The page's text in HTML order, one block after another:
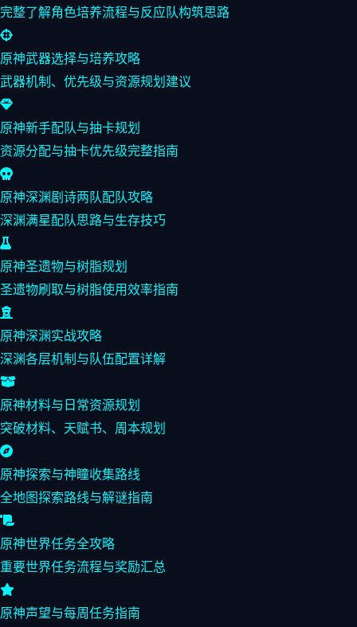
完整了解角色培养流程与反应队构筑思路
原神武器选择与培养攻略
武器机制、优先级与资源规划建议
原神新手配队与抽卡规划
资源分配与抽卡优先级完整指南
原神深渊剧诗两队配队攻略
深渊满星配队思路与生存技巧
原神圣遗物与树脂规划
圣遗物刷取与树脂使用效率指南
原神深渊实战攻略
深渊各层机制与队伍配置详解
原神材料与日常资源规划
突破材料、天赋书、周本规划
原神探索与神瞳收集路线
全地图探索路线与解谜指南
原神世界任务全攻略
重要世界任务流程与奖励汇总
原神声望与每周任务指南